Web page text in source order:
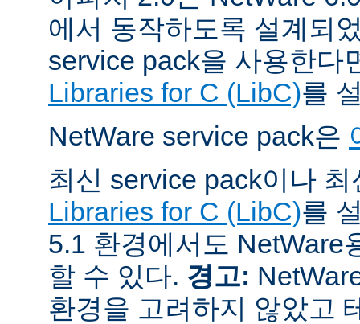
에서 동작하도록 설계되
service pack을 사용한다
Libraries for C (LibC)를
NetWare service pack은
최신 service pack이나
Libraries for C (LibC)를
5.1 환경에서도 NetWare
할 수 있다. 경고:
환경을 고려하지 않았고